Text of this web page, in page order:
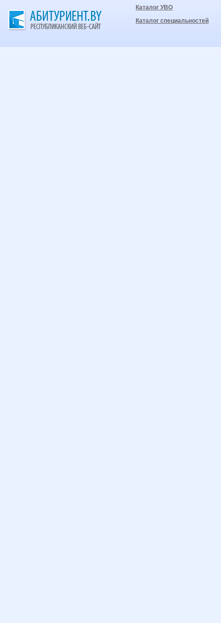
Каталог УВО
Каталог специальностей